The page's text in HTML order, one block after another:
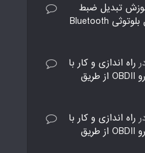
تبدیل ضبط
صوت قدیمی به مدل بلوتوثی Bluetooth
راه اندازی و کار با
دیاگ ELM327 خودرو OBDII از طریق
راه اندازی و کار با
دیاگ ELM327 خودرو OBDII از طریق